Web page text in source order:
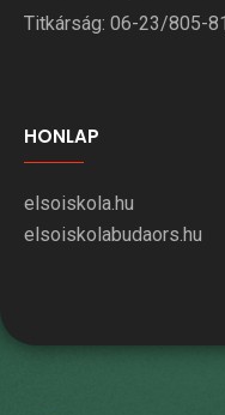
Titkárság: 06-23/805-
HONLAP
elsoiskola.hu
elsoiskolabudaors.hu